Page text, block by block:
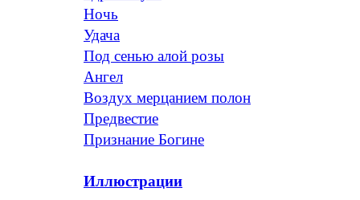
Ночь
Удача
Под сенью алой розы
Ангел
Воздух мерцанием полон
Предвестие
Признание Богине
Иллюстрации